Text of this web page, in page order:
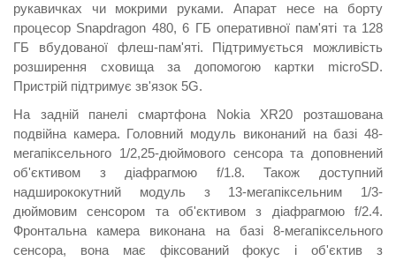
рукавичках чи мокрими руками. Апарат несе на борту
процесор Snapdragon 480, 6 ГБ оперативної пам'яті та 128
ГБ вбудованої флеш-пам'яті. Підтримується можливість
розширення сховища за допомогою картки microSD.
Пристрій підтримує зв'язок 5G.
На задній панелі смартфона Nokia XR20 розташована
подвійна камера. Головний модуль виконаний на базі 48-
мегапіксельного 1/2,25-дюймового сенсора та доповнений
об'єктивом з діафрагмою f/1.8. Також доступний
надширококутний модуль з 13-мегапіксельним 1/3-
дюймовим сенсором та об'єктивом з діафрагмою f/2.4.
Фронтальна камера виконана на базі 8-мегапіксельного
сенсора, вона має фіксований фокус і об'єктив з